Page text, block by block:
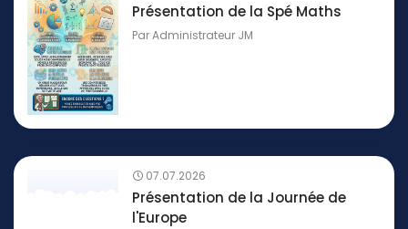
Présentation de la Spé Maths
ParAdministrateur JM
07.07.2026
Présentation de la Journée de
l'Europe